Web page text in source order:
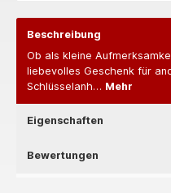
Beschreibung
Ob als kleine
liebevolles Geschenk für
Schlüsselanh… Mehr
Eigenschaften
Bewertungen